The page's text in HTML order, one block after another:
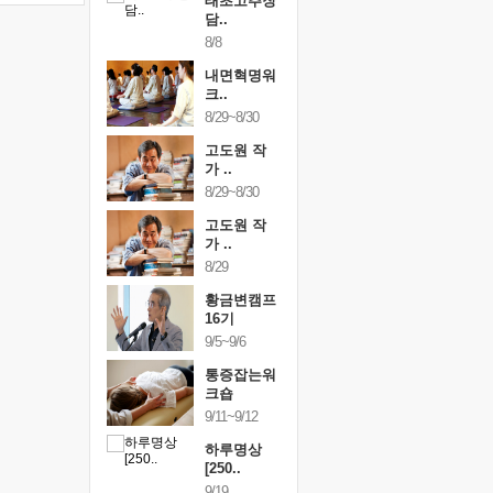
담..
8/8
내면혁명워
크..
8/29~8/30
고도원 작
가 ..
8/29~8/30
고도원 작
가 ..
8/29
황금변캠프
16기
9/5~9/6
통증잡는워
크숍
9/11~9/12
하루명상
[250..